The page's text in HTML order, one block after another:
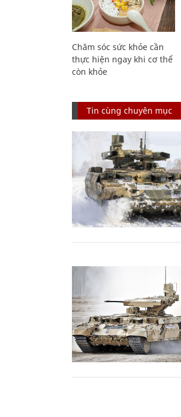
Chăm sóc sức khỏe cần
thực hiện ngay khi cơ thể
còn khỏe
Tin cùng chuyên mục